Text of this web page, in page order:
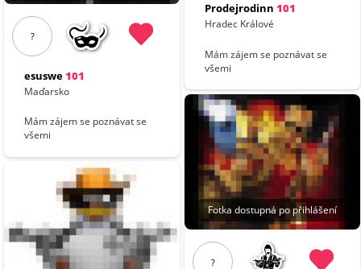
?
esuswe101
Maďarsko
Mám zájem se poznávat se
všemi
Prodejrodinn 101
Hradec Králové
Mám zájem se poznávat se
všemi
Fotka dostupná po přihlášení
?